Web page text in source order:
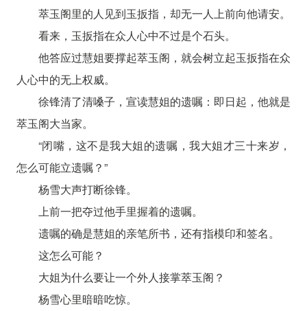
萃玉阁里的人见到玉扳指，却无一人上前向他请安。
看来，玉扳指在众人心中不过是个石头。
他答应过慧姐要撑起萃玉阁，就会树立起玉扳指在众
人心中的无上权威。
徐锋清了清嗓子，宣读慧姐的遗嘱：即日起，他就是
萃玉阁大当家。
“闭嘴，这不是我大姐的遗嘱，我大姐才三十来岁，
怎么可能立遗嘱？”
杨雪大声打断徐锋。
上前一把夺过他手里握着的遗嘱。
遗嘱的确是慧姐的亲笔所书，还有指模印和签名。
这怎么可能？
大姐为什么要让一个外人接掌萃玉阁？
杨雪心里暗暗吃惊。